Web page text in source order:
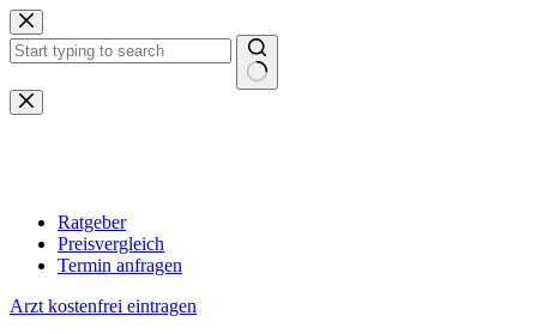
Zum
Inhalt
springen
Keine
Ergebnisse
Ratgeber
Preisvergleich
Termin anfragen
Arzt kostenfrei eintragen